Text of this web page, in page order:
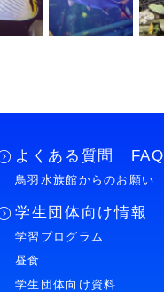
よくある質問 FAQ
鳥羽水族館からのお願い
学生団体向け情報
学習プログラム
昼食
学生団体向け資料